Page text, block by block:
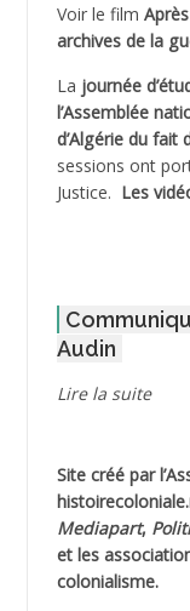
ADJANI Khaled
ADJAOUT
ADNI Mohamed
ADOUL Arab *
AGOULMINE
AHLOUCHE
AIBLIED Ahmed
Voir le film
archives de la
La journée
l’Assemblée
d’Algérie du fait
sessions ont
Justice. Les
Audin
Lire la suite
Site créé par l’
Mediapart,
et les
colonialisme.